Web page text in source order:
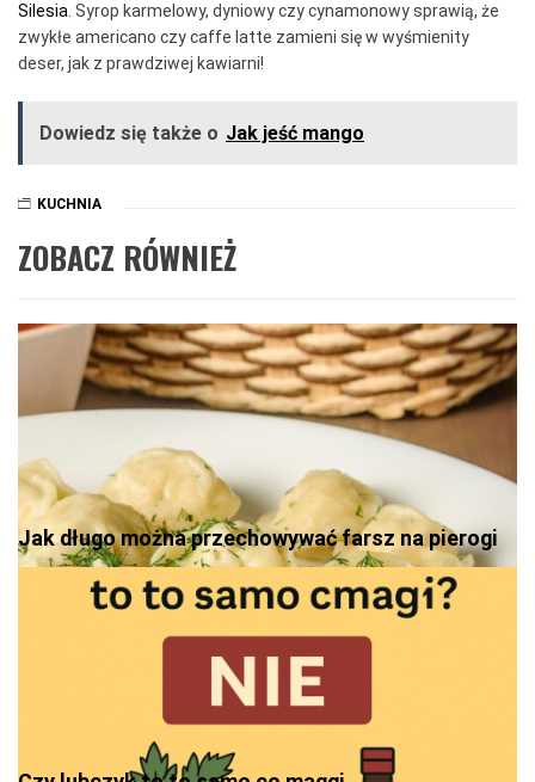
Silesia. Syrop karmelowy, dyniowy czy cynamonowy sprawią, że
zwykłe americano czy caffe latte zamieni się w wyśmienity
deser, jak z prawdziwej kawiarni!
Dowiedz się także o Jak jeść mango
KUCHNIA
ZOBACZ RÓWNIEŻ
Jak długo można przechowywać farsz na pierogi